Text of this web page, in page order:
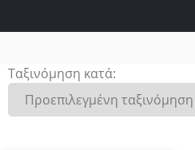
Ταξινόμηση κατά: